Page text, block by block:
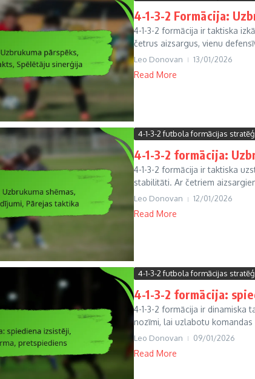
4-1-3-2 Formācija:
4-1-3-2 formācija ir taktiska
četrus aizsargus, vienu
Leo Donovan 13/01/2026
Read More
4-1-3-2 futbola formācijas
4-1-3-2 formācija:
4-1-3-2 formācija ir taktiska
stabilitāti. Ar četriem
Leo Donovan 12/01/2026
Read More
4-1-3-2 futbola formācijas
4-1-3-2 formācija:
4-1-3-2 formācija ir dinamiska
nozīmi, lai uzlabotu
Leo Donovan 09/01/2026
Read More